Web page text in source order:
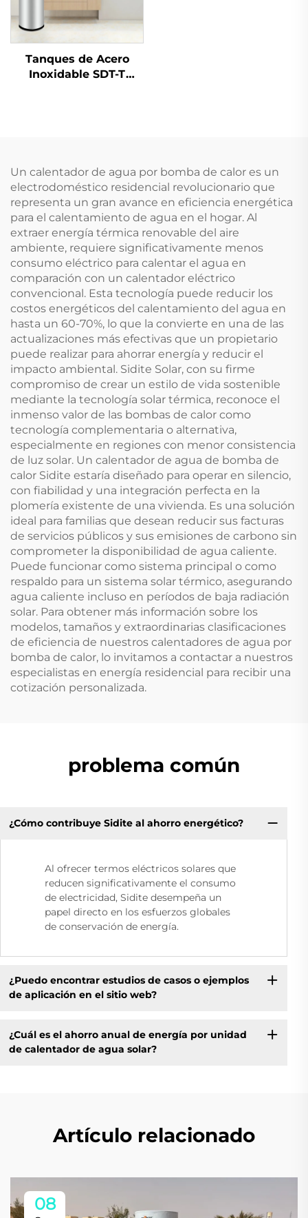
Tanques de Acero
Inoxidable SDT-T
Bomba de Calor y
Colector Solar para
Un calentador de agua por bomba de calor es un
electrodoméstico residencial revolucionario que
representa un gran avance en eficiencia energética
para el calentamiento de agua en el hogar. Al
extraer energía térmica renovable del aire
ambiente, requiere significativamente menos
consumo eléctrico para calentar el agua en
comparación con un calentador eléctrico
convencional. Esta tecnología puede reducir los
costos energéticos del calentamiento del agua en
hasta un 60-70%, lo que la convierte en una de las
actualizaciones más efectivas que un propietario
puede realizar para ahorrar energía y reducir el
impacto ambiental. Sidite Solar, con su firme
compromiso de crear un estilo de vida sostenible
mediante la tecnología solar térmica, reconoce el
inmenso valor de las bombas de calor como
tecnología complementaria o alternativa,
especialmente en regiones con menor consistencia
de luz solar. Un calentador de agua de bomba de
calor Sidite estaría diseñado para operar en silencio,
con fiabilidad y una integración perfecta en la
plomería existente de una vivienda. Es una solución
ideal para familias que desean reducir sus facturas
de servicios públicos y sus emisiones de carbono sin
comprometer la disponibilidad de agua caliente.
Puede funcionar como sistema principal o como
respaldo para un sistema solar térmico, asegurando
agua caliente incluso en períodos de baja radiación
solar. Para obtener más información sobre los
modelos, tamaños y extraordinarias clasificaciones
de eficiencia de nuestros calentadores de agua por
bomba de calor, lo invitamos a contactar a nuestros
especialistas en energía residencial para recibir una
cotización personalizada.
problema común
¿Cómo contribuye Sidite al ahorro energético?
Al ofrecer termos eléctricos solares que
reducen significativamente el consumo
de electricidad, Sidite desempeña un
papel directo en los esfuerzos globales
de conservación de energía.
¿Puedo encontrar estudios de casos o ejemplos
de aplicación en el sitio web?
¿Cuál es el ahorro anual de energía por unidad
de calentador de agua solar?
Artículo relacionado
08